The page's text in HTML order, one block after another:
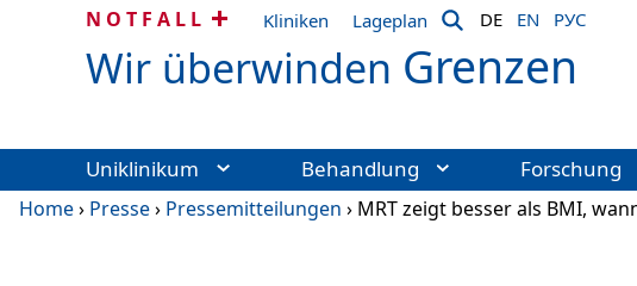
NOTFALL Kliniken Lageplan DE EN РУС
Wir überwinden Grenzen
Uniklinikum Behandlung Forschung
Home› Presse› Pressemitteilungen › MRT zeigt besser als BMI,